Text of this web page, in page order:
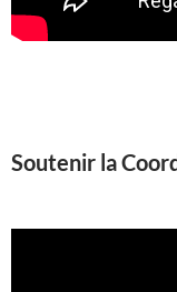
Soutenir la